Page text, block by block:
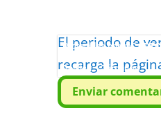
El periodo de
recarga la
Enviar
Protegidos por
Politica–Términos.